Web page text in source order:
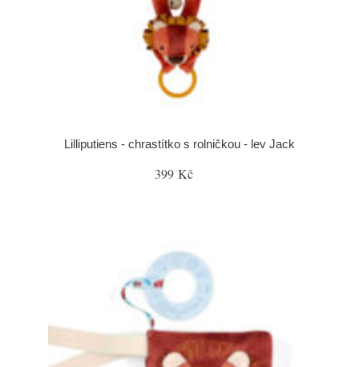
Lilliputiens - chrastítko s rolničkou - lev Jack
399 Kč